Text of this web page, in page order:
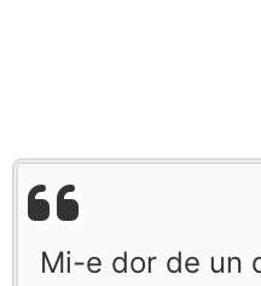
Mi-e dor de un